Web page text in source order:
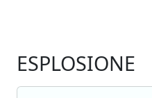
ESPLOSIONE